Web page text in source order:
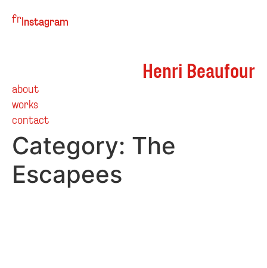
Henri Beaufour
about
works
contact
frInstagram
Category: The
Escapees